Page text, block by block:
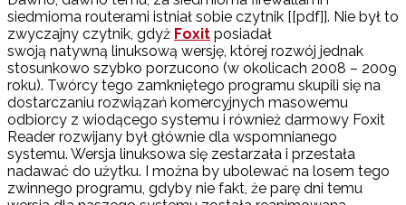
siedmioma routerami istniał sobie czytnik [[pdf]]. Nie był to
zwyczajny czytnik, gdyż Foxit posiadał
swoją natywną linuksową wersję, której rozwój jednak
stosunkowo szybko porzucono (w okolicach 2008 – 2009
roku). Twórcy tego zamkniętego programu skupili się na
dostarczaniu rozwiązań komercyjnych masowemu
odbiorcy z wiodącego systemu i również darmowy Foxit
Reader rozwijany był głównie dla wspomnianego
systemu. Wersja linuksowa się zestarzała i przestała
nadawać do użytku. I można by ubolewać na losem tego
zwinnego programu, gdyby nie fakt, że parę dni temu